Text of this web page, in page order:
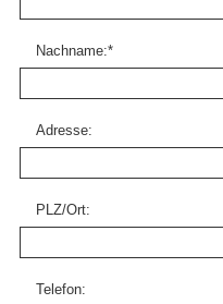
Nachname:*
Adresse:
PLZ/Ort:
Telefon: